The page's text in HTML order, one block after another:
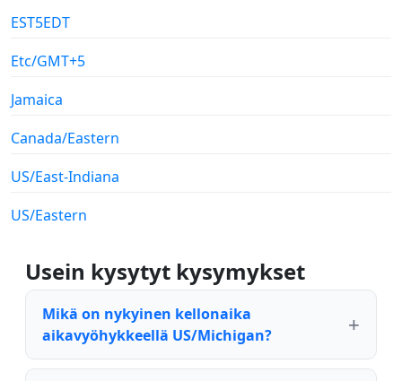
EST5EDT
Etc/GMT+5
Jamaica
Canada/Eastern
US/East-Indiana
US/Eastern
Usein kysytyt kysymykset
Mikä on nykyinen kellonaika
aikavyöhykkeellä US/Michigan?